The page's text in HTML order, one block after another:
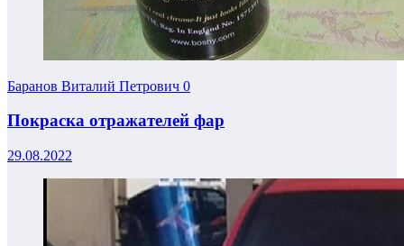
Баранов Виталий Петрович 0
Покраска отражателей фар
29.08.2022